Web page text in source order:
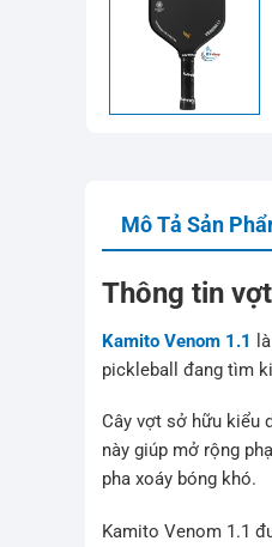
Mô Tả Sản
Thông tin
Kamito Venom 1.1
pickleball đang tìm
Cây vợt sở hữu kiểu
này giúp mở rộng
pha xoáy bóng khó.
Kamito Venom 1.1